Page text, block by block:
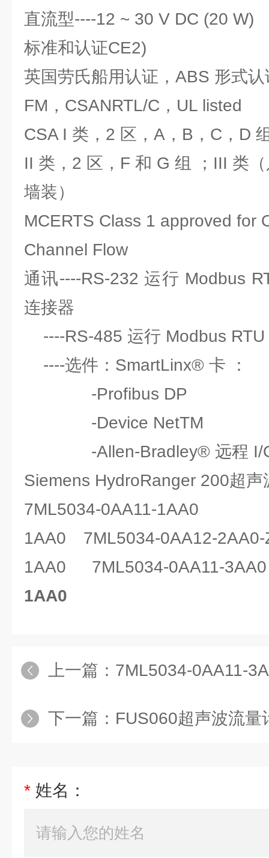
直流型----12 ~ 30 V DC (20 W)
标准和认证CE2)
英国劳氏船用认证，ABS 形式认
FM，CSANRTL/C，UL listed
CSA I 类，2 区，A，B，C，D
II 类，2 区，F 和 G 组 ；III 类
墙装）
MCERTS Class 1 approved for
Channel Flow
通讯----RS-232 运行 Modbus
连接器
----RS-485 运行 Modbus RTU
----选件：SmartLinx® 卡 ：
-Profibus DP
-Device NetTM
-Allen-Bradley® 远程 I/
Siemens HydroRanger 200超声
7ML5034-0AA11-1AA0
1AA0
7ML5034-0AA12-2AA0-
1AA0
7ML5034-0AA11-
1AA0
上一篇： 7ML5034-0AA11-3AA0-
下一篇： FUS060超声波流量计
* 姓名：